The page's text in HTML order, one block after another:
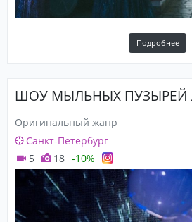
Подробнее
ШОУ МЫЛЬНЫХ ПУЗЫРЕЙ
Оригинальный жанр
Санкт-Петербург
5
18 -10%